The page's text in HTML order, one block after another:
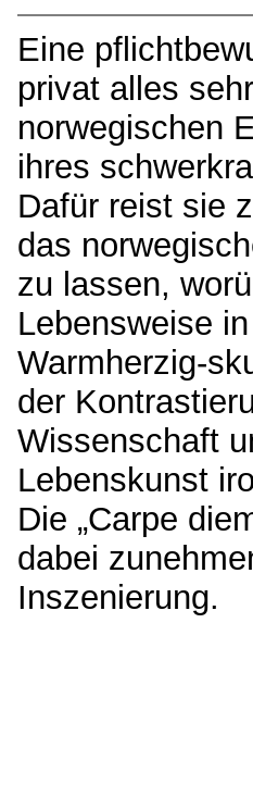
Eine
privat alles
norwegischen
ihres
Dafür reist sie
das
zu lassen,
Lebensweise
Warmherzig-
der
Wissenschaft
Lebenskunst
Die „Carpe
dabei
Inszenierung.